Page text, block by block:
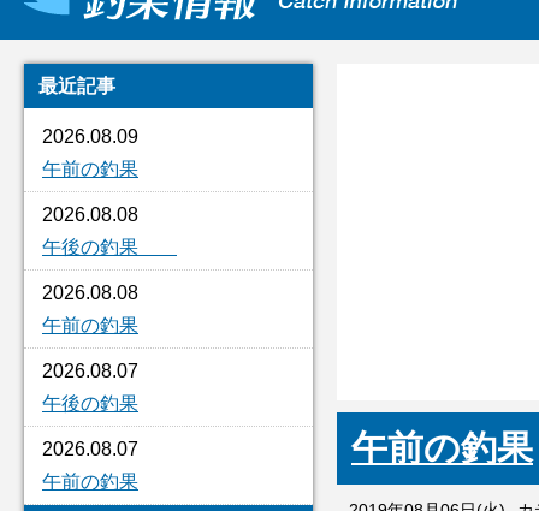
最近記事
2026.08.09
午前の釣果
2026.08.08
午後の釣果
2026.08.08
午前の釣果
2026.08.07
午後の釣果
2026.08.07
午前の釣果
午前の釣果